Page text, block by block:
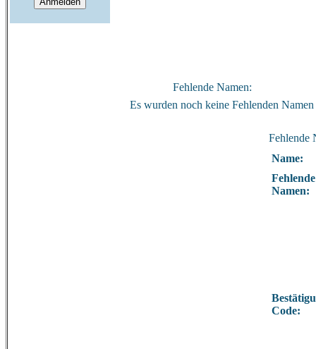
Fehlende Namen:
Es wurden noch keine Fehlenden Namen
Fehlende
Name:
Fehlende
Namen:
Code: